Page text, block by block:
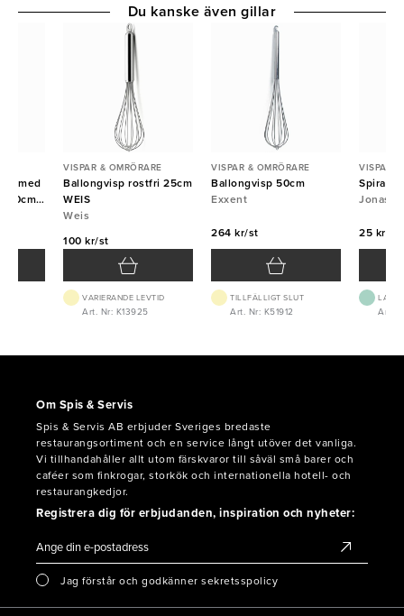
med
80cm
VISPAR & OMRÖRARE
Ballongvisp rostfri 25cm
WEIS
Weis
100 kr/st
VARIERANDE LEVTID
Art. Nr: K13925
VISPAR & OMRÖRARE
Ballongvisp 50cm
Exxent
264 kr/st
TILLFÄLLIGT SLUT
Art. Nr: K51912
VISPAR &
Jonas
25 kr/st
Art.
Du kanske även gillar
Om Spis & Servis
Spis & Servis AB erbjuder Sveriges bredaste
restaurangsortiment och en service långt utöver det vanliga.
Vi tillhandahåller allt utom färskvaror till såväl små barer och
caféer som finkrogar, storkök och internationella hotell- och
restaurangkedjor.
Registrera dig för erbjudanden, inspiration och nyheter:
Jag förstår och godkänner sekretsspolicy